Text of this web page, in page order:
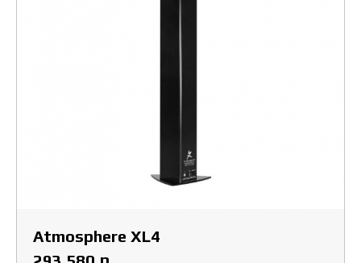
Atmosphere XL4